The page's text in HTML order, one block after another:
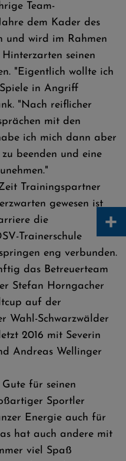
Team-
dem Kader des
und wird im Rahmen
seinen
"Eigentlich wollte ich
in Angriff
"Nach reiflicher
mit den
ich mich dann aber
beenden und eine
Trainingspartner
gewesen ist
die
Trainerschule
eng verbunden.
das Betreuerteam
Stefan Horngacher
auf der
Wahl-Schwarzwälder
2016 mit Severin
Andreas Wellinger
Gute für seinen
Sportler
Energie auch für
hat auch andere mit
viel Spaß
+